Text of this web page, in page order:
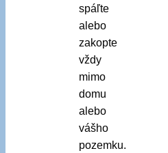
spáľte
alebo
zakopte
vždy
mimo
domu
alebo
vášho
pozemku.